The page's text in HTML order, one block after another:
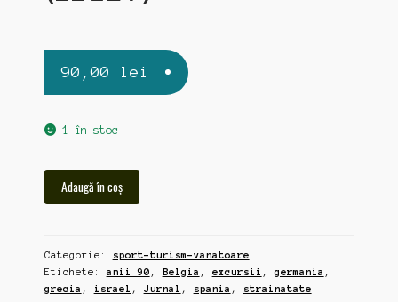
90,00 lei
1 în stoc
in
strainatate,
anii
Adaugă în coș
Categorie:
sport-turism-vanatoare
Etichete:anii 90 , Belgia , excursii ,germania ,
grecia , israel , Jurnal , spania , strainatate